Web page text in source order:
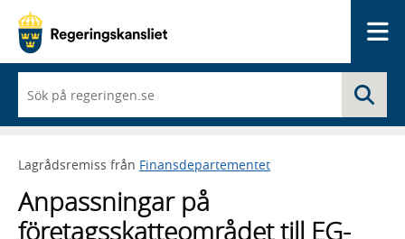
du
börjar
skriva
framträder
lista
med
sökförslag
Lagrådsremiss från Finansdepartementet
Anpassningar på
företagsskatteområdet till EG-